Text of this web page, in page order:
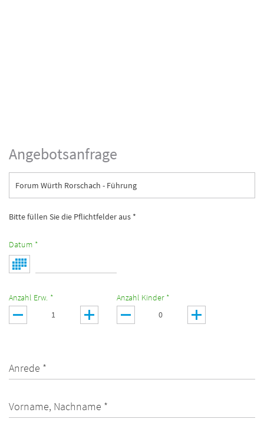
Angebotsanfrage
Forum Würth Rorschach - Führung
Bitte füllen Sie die Pflichtfelder aus *
Datum *
Anzahl Erw. * Anzahl Kinder *
Anrede *
Vorname, Nachname *